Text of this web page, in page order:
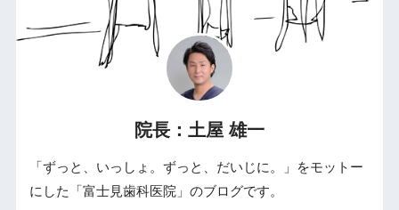
院長：土屋 雄一
「ずっと、いっしょ。ずっと、だいじに。」をモットー
にした「富士見歯科医院」のブログです。